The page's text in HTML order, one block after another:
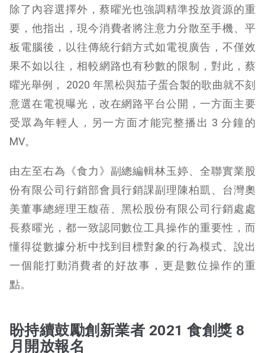
除了內容選擇外，蔡曜光也強調精準投放資源的重
要，他指出，現今消費者將注意力分散至手機、平
板電腦後，以往傳統行銷方式如電視廣告，不僅效
果不如以往，相較網路也有秒數的限制，對此，蔡
曜光舉例， 2020 年黑松與茄子蛋合製的歌曲就不刻
意選在電視曝光，改在網路平台公開，一方面主要
受眾為年輕人，另一方面才能完整播出 3 分鐘的
MV。
由左至右為《食力》副總編輯林玉婷、全聯實業股
份有限公司行銷部會員行銷課副理陳柏凱、台灣奧
美董事總經理王馥蓓、黑松股份有限公司行銷處處
長蔡曜光，都一致認同數位工具操作的重要性，而
懂得從數據分析中找到目標對象的行為模式、說出
一個能打動消費者的好故事，更是數位操作的重
點。
盼持續鼓勵創新業者 2021 食創獎 8
月開放報名